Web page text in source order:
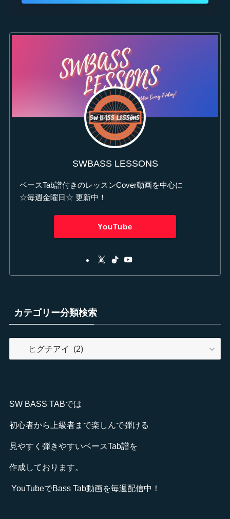
SWBASS LESSONS
ベースTab譜付きのレッスンCover動画を中心に
☆毎週金曜日☆ 更新中！
YouTube
カテゴリー分類検索
テ
分
類
索
SW BASS TABでは
初心者から上級者まで楽しんで弾ける
見やすく弾きやすいベースTab譜を
作成しております。
YouTubeでBass Tab動画を毎週配信中！